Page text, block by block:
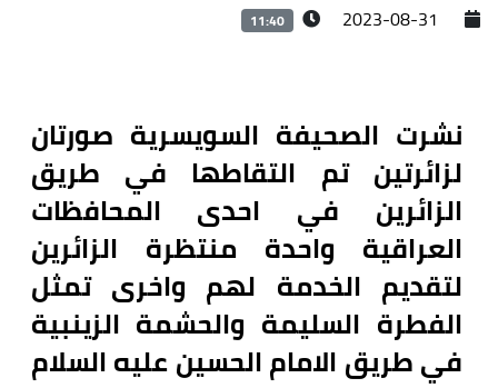
2023-08-31
11:40
نشرت الصحيفة السويسرية صورتان
لزائرتين تم التقاطها في طريق
الزائرين في احدى المحافظات
العراقية واحدة منتظرة الزائرين
لتقديم الخدمة لهم واخرى تمثل
الفطرة السليمة والحشمة الزينبية
في طريق الامام الحسين عليه السلام